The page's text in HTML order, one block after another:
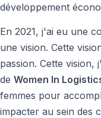
développement
En 2021, j'ai eu une
une vision. Cette
passion. Cette vision,
de Women In
femmes pour
impacter au sein des